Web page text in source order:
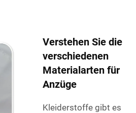
Verstehen Sie die
verschiedenen
Materialarten für
Anzüge
Kleiderstoffe gibt es